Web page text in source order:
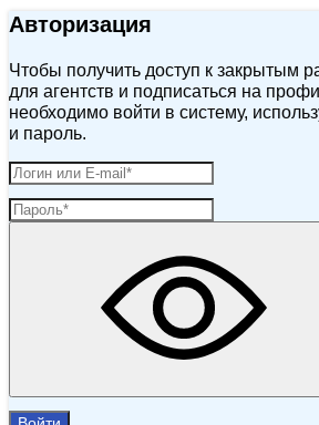
Авторизация
Чтобы получить доступ к закрытым
для агентств и подписаться на
необходимо войти в систему,
и пароль.